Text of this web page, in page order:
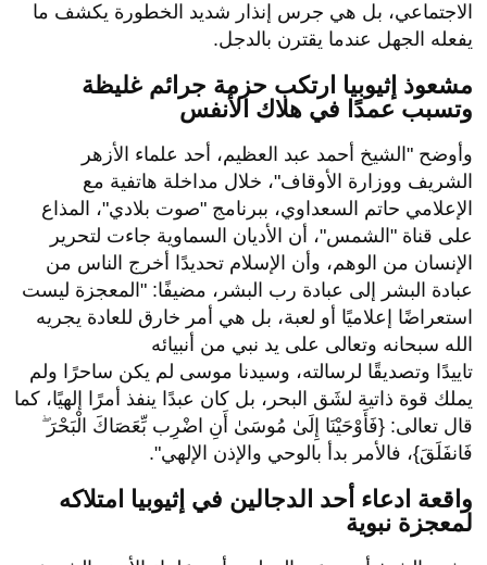
الاجتماعي، بل هي جرس إنذار شديد الخطورة يكشف ما
يفعله الجهل عندما يقترن بالدجل.
مشعوذ إثيوبيا ارتكب حزمة جرائم غليظة
وتسبب عمدًا في هلاك الأنفس
وأوضح "الشيخ أحمد عبد العظيم، أحد علماء الأزهر
الشريف ووزارة الأوقاف"، خلال مداخلة هاتفية مع
الإعلامي حاتم السعداوي، ببرنامج "صوت بلادي"، المذاع
على قناة "الشمس"، أن الأديان السماوية جاءت لتحرير
الإنسان من الوهم، وأن الإسلام تحديدًا أخرج الناس من
عبادة البشر إلى عبادة رب البشر، مضيفًا: "المعجزة ليست
استعراضًا إعلاميًا أو لعبة، بل هي أمر خارق للعادة يجريه
الله سبحانه وتعالى على يد نبي من أنبيائه
تاييدًا وتصديقًا لرسالته، وسيدنا موسى لم يكن ساحرًا ولم
يملك قوة ذاتية لشَق البحر، بل كان عبدًا ينفذ أمرًا إلهيًا، كما
قال تعالى: {فَأَوْحَيْنَا إِلَىٰ مُوسَىٰ أَنِ اضْرِب بِّعَصَاكَ الْبَحْرَ ۖ
فَانفَلَقَ}، فالأمر بدأ بالوحي والإذن الإلهي".
واقعة ادعاء أحد الدجالين في إثيوبيا امتلاكه
لمعجزة نبوية